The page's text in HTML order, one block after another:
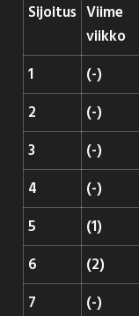
Sijoitus Viime
viikko
1 (-)
2
(-)
3
(-)
4
(-)
5
(1)
6
(2)
7
(-)